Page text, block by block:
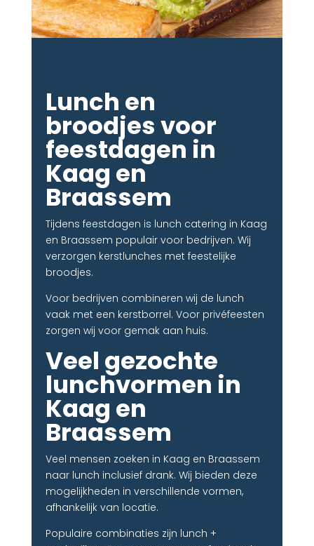
Lunch en
broodjes voor
feestdagen in
Kaag en
Braassem
Tijdens feestdagen is lunch catering in Kaag
en Braassem populair voor bedrijven. Wij
verzorgen kerstlunches met feestelijke
broodjes.
Voor bedrijven combineren wij de lunch
vaak met een kerstborrel. Voor privéfeesten
zorgen wij voor gemak aan huis.
Veel gezochte
lunchvormen in
Kaag en
Braassem
Veel mensen zoeken in Kaag en Braassem
naar lunch inclusief drank. Wij bieden deze
mogelijkheden in verschillende vormen,
afhankelijk van locatie.
Populaire combinaties zijn lunch +